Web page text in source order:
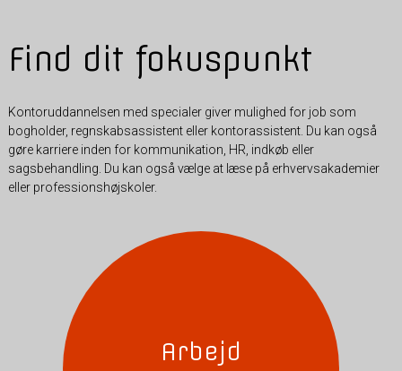
Find dit fokuspunkt
Kontoruddannelsen med specialer giver mulighed for job som
bogholder, regnskabsassistent eller kontorassistent. Du kan også
gøre karriere inden for kommunikation, HR, indkøb eller
sagsbehandling. Du kan også vælge at læse på erhvervsakademier
eller professionshøjskoler.
Arbejd